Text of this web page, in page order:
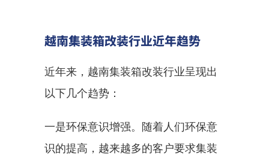
越南集装箱改装行业近年趋势
近年来，越南集装箱改装行业呈现出
以下几个趋势：
一是环保意识增强。随着人们环保意
识的提高，越来越多的客户要求集装